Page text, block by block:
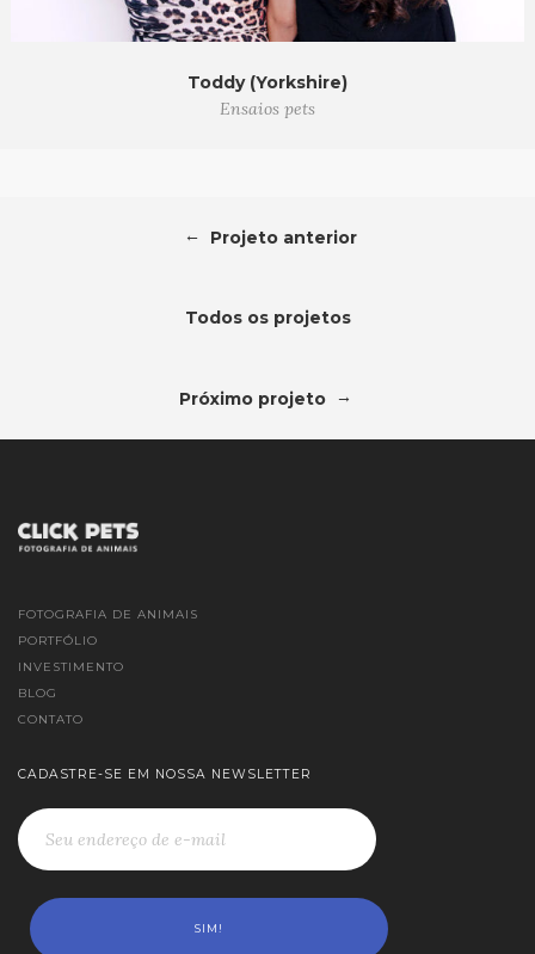
Toddy (Yorkshire)
Ensaios pets
← Projeto anterior
Todos os projetos
Próximo projeto →
FOTOGRAFIA DE ANIMAIS
PORTFÓLIO
INVESTIMENTO
BLOG
CONTATO
CADASTRE-SE EM NOSSA NEWSLETTER